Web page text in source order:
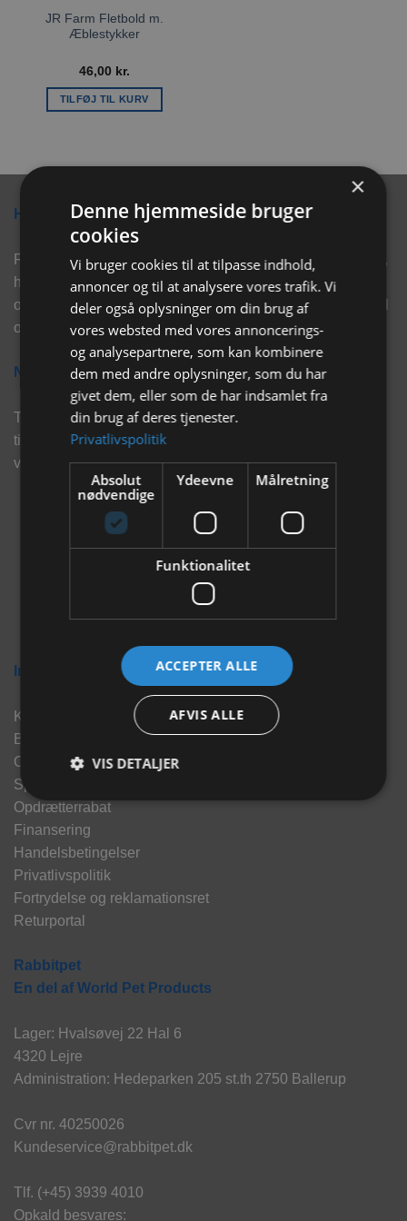
JR Farm Fletbold m.
Æblestykker
46,00 kr.
TILFØJ TIL KURV
Hvorfor vælge Rabbitpet?
Rabbitpet sælger ikke kun kvalitetsprodukter såsom, foder,
hø, aktivering, strøelse mm. til vores kunder. Vi hjælper
også med rådgivning, så tøv ikke med at skrive eller ring til
os for hjælp..
Nyhedsbrev
Tilmeld dig vores nyhedsbrev og eksklusive tilbud og få
tilbud på mail før andre gør. Vi vil holde dig opdateret med
vores seneste information, produkter og tilbud.
Information
Kontakt
Brand
Om os
Sponsorater
Opdrætterrabat
Finansering
Handelsbetingelser
Privatlivspolitik
Fortrydelse og reklamationsret
Returportal
Rabbitpet
En del af World Pet Products
Lager: Hvalsøvej 22 Hal 6
4320 Lejre
Administration: Hedeparken 205 st.th 2750 Ballerup
Cvr nr. 40250026
Kundeservice@rabbitpet.dk
Tlf. (+45) 3939 4010
Opkald besvares:
×
Denne hjemmeside bruger
cookies
Vi bruger cookies til at tilpasse indhold,
annoncer og til at analysere vores trafik. Vi
deler også oplysninger om din brug af
vores websted med vores annoncerings-
og analysepartnere, som kan kombinere
dem med andre oplysninger, som du har
givet dem, eller som de har indsamlet fra
din brug af deres tjenester.
Privatlivspolitik
Absolut
nødvendige
Ydeevne Målretning
Funktionalitet
ACCEPTER ALLE
AFVIS ALLE
VIS DETALJER